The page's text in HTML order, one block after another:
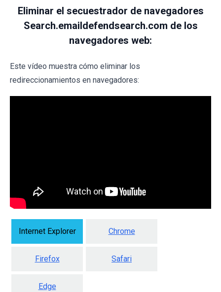
Eliminar el secuestrador de navegadores
Search.emaildefendsearch.com de los
navegadores web:
Este vídeo muestra cómo eliminar los
redireccionamientos en navegadores:
Internet Explorer Chrome
Firefox Safari
Edge